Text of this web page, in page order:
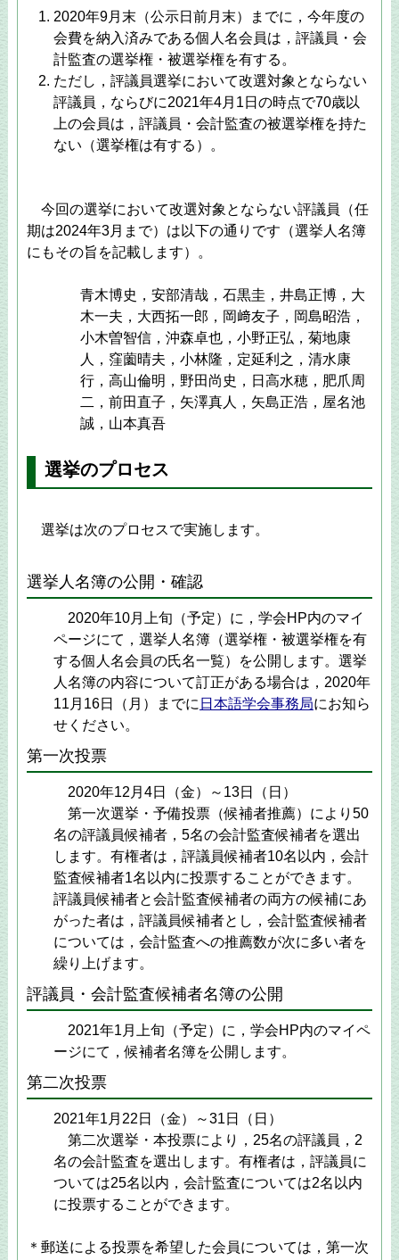
2020年9月末（公示日前月末）までに，今年度の
会費を納入済みである個人名会員は，評議員・会
計監査の選挙権・被選挙権を有する。
ただし，評議員選挙において改選対象とならない
評議員，ならびに2021年4月1日の時点で70歳以
上の会員は，評議員・会計監査の被選挙権を持た
ない（選挙権は有する）。
今回の選挙において改選対象とならない評議員（任
期は2024年3月まで）は以下の通りです（選挙人名簿
にもその旨を記載します）。
青木博史，安部清哉，石黒圭，井島正博，大
木一夫，大西拓一郎，岡﨑友子，岡島昭浩，
小木曽智信，沖森卓也，小野正弘，菊地康
人，窪薗晴夫，小林隆，定延利之，清水康
行，高山倫明，野田尚史，日高水穂，肥爪周
二，前田直子，矢澤真人，矢島正浩，屋名池
誠，山本真吾
選挙のプロセス
選挙は次のプロセスで実施します。
選挙人名簿の公開・確認
2020年10月上旬（予定）に，学会HP内のマイ
ページにて，選挙人名簿（選挙権・被選挙権を有
する個人名会員の氏名一覧）を公開します。選挙
人名簿の内容について訂正がある場合は，2020年
11月16日（月）までに 日本語学会事務局にお知ら
せください。
第一次投票
2020年12月4日（金）～13日（日）
第一次選挙・予備投票（候補者推薦）により50
名の評議員候補者，5名の会計監査候補者を選出
します。有権者は，評議員候補者10名以内，会計
監査候補者1名以内に投票することができます。
評議員候補者と会計監査候補者の両方の候補にあ
がった者は，評議員候補者とし，会計監査候補者
については，会計監査への推薦数が次に多い者を
繰り上げます。
評議員・会計監査候補者名簿の公開
2021年1月上旬（予定）に，学会HP内のマイペ
ージにて，候補者名簿を公開します。
第二次投票
2021年1月22日（金）～31日（日）
第二次選挙・本投票により，25名の評議員，2
名の会計監査を選出します。有権者は，評議員に
ついては25名以内，会計監査については2名以内
に投票することができます。
＊郵送による投票を希望した会員については，第一次